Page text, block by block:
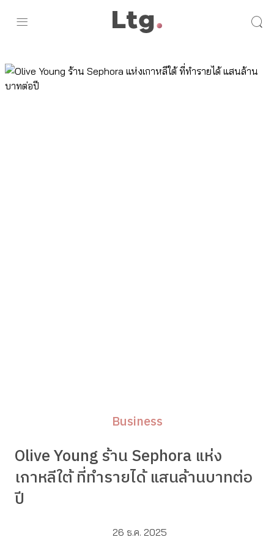
Business
Olive Young ร้าน Sephora แห่ง
เกาหลีใต้ ที่ทำรายได้ แสนล้านบาทต่อ
ปี
26 ธ.ค. 2025